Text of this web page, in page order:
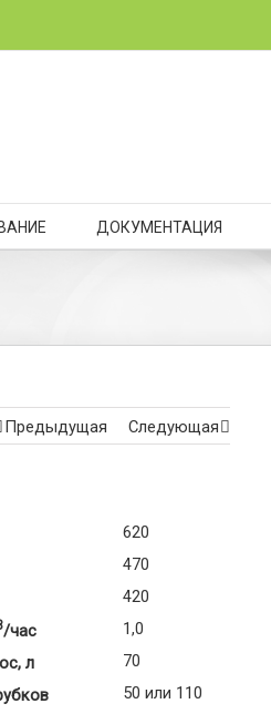
ДОКУМЕНТАЦИЯ
Предыдущая Следующая
/час
л
620
470
420
1,0
70
50 или 110